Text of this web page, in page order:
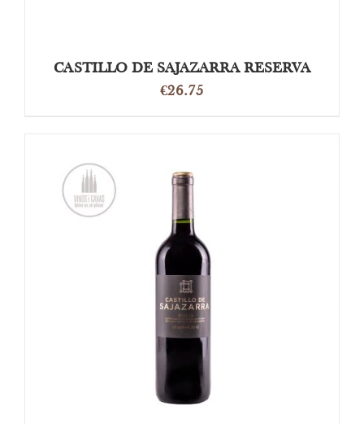
CASTILLO DE SAJAZARRA RESERVA
€26.75
OPTIES SELECTEREN